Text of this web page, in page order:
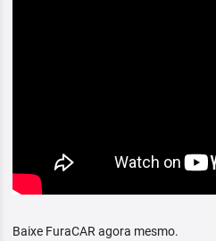
Baixe FuraCAR agora mesmo.